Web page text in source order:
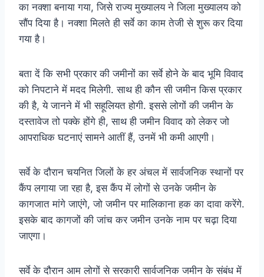
का नक्शा बनाया गया, जिसे राज्य मुख्यालय ने जिला मुख्यालय को
सौंप दिया है। नक्शा मिलते ही सर्वे का काम तेजी से शुरू कर दिया
गया है।
बता दें कि सभी प्रकार की जमीनों का सर्वे होने के बाद भूमि विवाद
को निपटाने में मदद मिलेगी. साथ ही कौन सी जमीन किस प्रकार
की है, ये जानने में भी सहूलियत होगी. इससे लोगों की जमीन के
दस्तावेज तो पक्के होंगे ही, साथ ही जमीन विवाद को लेकर जो
आपराधिक घटनाएं सामने आतीं हैं, उनमें भी कमी आएगी।
सर्वे के दौरान चयनित जिलों के हर अंचल में सार्वजनिक स्थानों पर
कैंप लगाया जा रहा है, इस कैंप में लोगों से उनके जमीन के
कागजात मांगे जाएंगे, जो जमीन पर मालिकाना हक का दावा करेंगे.
इसके बाद कागजों की जांच कर जमीन उनके नाम पर चढ़ा दिया
जाएगा।
सर्वे के दौरान आम लोगों से सरकारी सार्वजनिक जमीन के संबंध में